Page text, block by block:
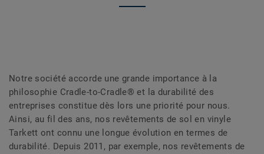
Notre société accorde une grande importance à la
philosophie Cradle-to-Cradle® et la durabilité des
entreprises constitue dès lors une priorité pour nous.
Ainsi, au fil des ans, nos revêtements de sol en vinyle
Tarkett ont connu une longue évolution en termes de
durabilité. Depuis 2011, par exemple, nos revêtements de